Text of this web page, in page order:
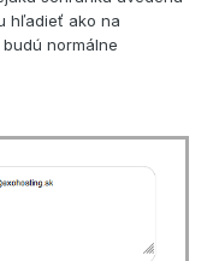
hľadieť ako na
normálne